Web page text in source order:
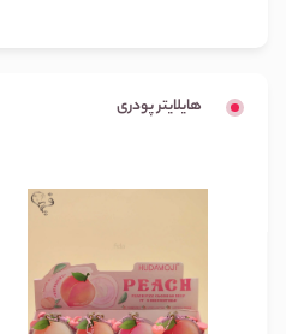
هایلایتر پودری